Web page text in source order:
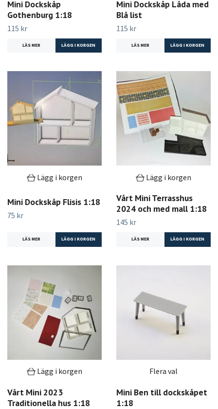
Mini Dockskåp
Gothenburg 1:18
115 kr
LÄS MER
Mini Dockskåp Låda med
Blå list
115 kr
LÄS MER
Lägg i korgen
Mini Dockskåp Flisis 1:18
75 kr
LÄS MER
Lägg i korgen
Vårt Mini Terrasshus
2024 och med mall 1:18
145 kr
LÄS MER
Lägg i korgen
Vårt Mini 2023
Traditionella hus 1:18
Flera val
Mini Ben till dockskåpet
1:18